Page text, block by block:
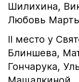
Шилихина,
Любовь
II место у
Блиншева,
Гончарука,